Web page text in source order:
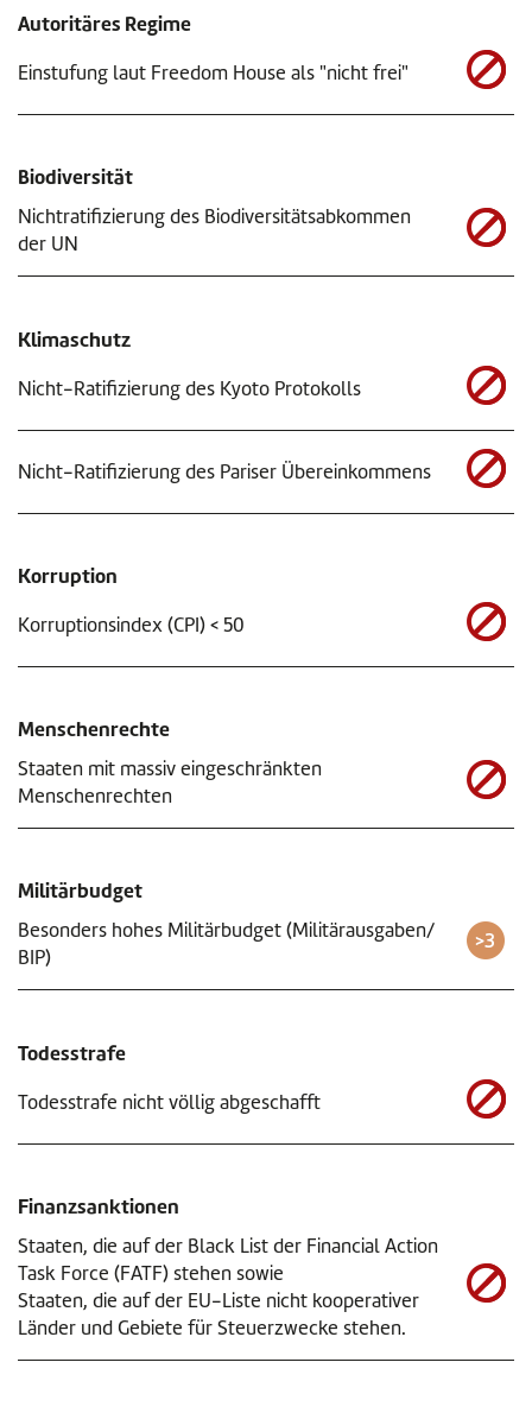
Autoritäres Regime
Einstufung laut Freedom House als "nicht frei"
Biodiversität
Nichtratifizierung des Biodiversitätsabkommen
der UN
Klimaschutz
Nicht-Ratifizierung des Kyoto Protokolls
Nicht-Ratifizierung des Pariser Übereinkommens
Korruption
Korruptionsindex (CPI) < 50
Menschenrechte
Staaten mit massiv eingeschränkten
Menschenrechten
Militärbudget
Besonders hohes Militärbudget (Militärausgaben/
BIP)
Todesstrafe
Todesstrafe nicht völlig abgeschafft
Finanzsanktionen
Staaten, die auf der Black List der Financial Action
Task Force (FATF) stehen sowie
Staaten, die auf der EU-Liste nicht kooperativer
Länder und Gebiete für Steuerzwecke stehen.